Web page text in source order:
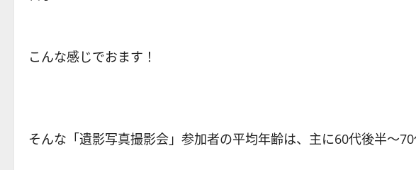
こんな感じでおます！
そんな「遺影写真撮影会」参加者の平均年齢は、主に60代後半～70